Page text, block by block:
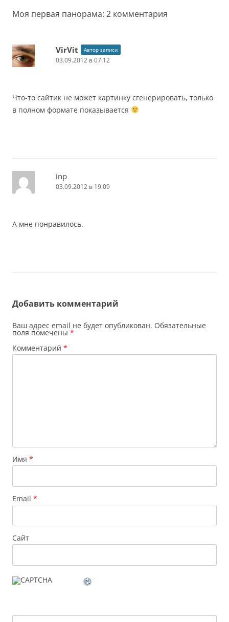
Моя первая панорама: 2 комментария
VirVit Автор записи
03.09.2012 в 07:12
Что-то сайтик не может картинку сгенерировать, только
в полном формате показывается
inp
03.09.2012 в 19:09
А мне понравилось.
Добавить комментарий
Ваш адрес email не будет опубликован. Обязательные
поля помечены *
Комментарий *
Имя *
Email *
Сайт